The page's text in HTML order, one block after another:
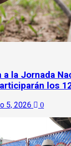
a la Jornada
los
5, 2026 0